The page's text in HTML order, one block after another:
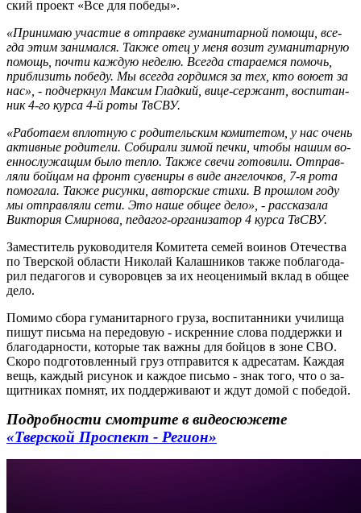
ский про­ект «Все для по­бе­ды».
«При­ни­маю уча­стие в от­прав­ке гу­ма­ни­тар­ной по­мо­щи, все­
гда этим за­ни­мал­ся. Также отец у меня возит гу­ма­ни­тар­ную
по­мощь, почти каж­дую неде­лю. Все­гда ста­ра­ем­ся по­мочь,
при­бли­зить по­бе­ду. Мы все­гда гор­дим­ся за тех, кто воюет за
нас», ​- подчеркнул Мак­сим Глад­кий, ви­це-сер­жант, вос­пи­тан­
ник 4-го курса 4-й роты ТвСВУ.
«Ра­бо­та­ем вплот­ную с ро­ди­тель­ским ко­ми­те­том, у нас очень
ак­тив­ные ро­ди­те­ли. Со­би­ра­ли зимой печки, чтобы нашим во­
ен­но­слу­жа­щим было тепло. Также свечи го­то­ви­ли. От­прав­
ля­ли бой­цам на фронт су­ве­ни­ры в виде ан­ге­лоч­ков, 7-я рота
по­мо­га­ла. Также ри­сун­ки, ав­тор­ские стихи. В про­шлом году
мы от­прав­ля­ли сети. Это наше общее дело», - рассказала​
Вик­то­рия Смир­но­ва, пе­да­гог-ор­га­ни­за­тор 4 курса ТвСВУ.
За­ме­сти­тель ру­ко­во­ди­те­ля Ко­ми­те­та семей во­и­нов Оте­че­ства
по Твер­ской об­ла­сти Ни­ко­лай Ка­лаш­ни­ков также по­бла­го­да­
рил пе­да­го­гов и су­во­ров­цев за их неоце­ни­мый вклад в общее
дело.
По­ми­мо сбора гу­ма­ни­тар­но­го груза, вос­пи­тан­ни­ки учи­ли­ща
пишут пись­ма на пе­ре­до­вую - ис­крен­ние слова под­держ­ки и
бла­го­дар­но­сти, ко­то­рые так важны для бой­цов в зоне СВО.
Скоро под­го­тов­лен­ный груз от­пра­вит­ся к ад­ре­са­там. Каж­дая
вещь, каж­дый ри­су­нок и каж­дое пись­мо - знак того, что о за­
щит­ни­ках пом­нят, их под­дер­жи­ва­ют и ждут домой с по­бе­дой.
Подробности смотрите в видеосюжете
«Тверской Проспект - Регион»